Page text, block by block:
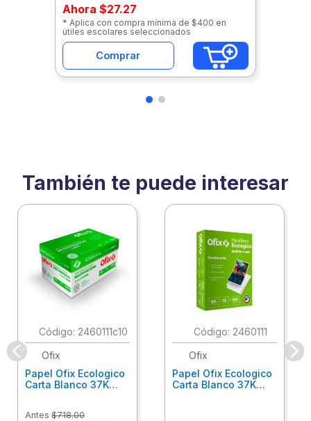
Ahora $27.27
* Aplica con compra mínima de $400 en
útiles escolares seleccionados
Comprar
También te puede interesar
: 2460111c10
Ofix
Papel Ofix Ecologico
Carta Blanco 37K
Antes $718.00
: 2460111
Ofix
Papel Ofix Ecologico
Carta Blanco 37K